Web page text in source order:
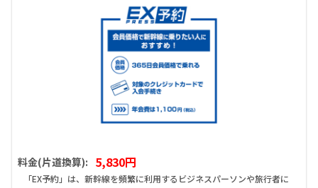
料金(片道換算): 5,830円
「EX予約」は、新幹線を頻繁に利用するビジネスパーソンや旅行者に